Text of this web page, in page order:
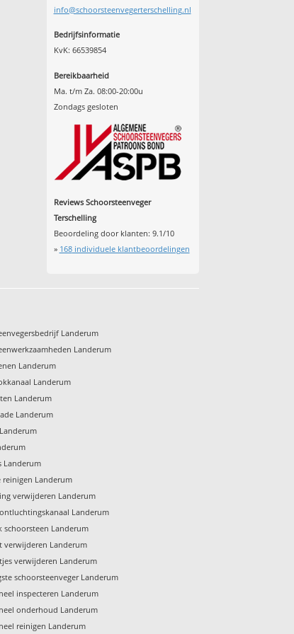
info@schoorsteenvegerterschelling.nl
Bedrijfsinformatie
KvK: 66539854
Bereikbaarheid
Ma. t/m Za. 08:00-20:00u
Zondags gesloten
Reviews Schoorsteenveger
Terschelling
Beoordeling door klanten: 9.1/10
» 168individuele klantbeoordelingen
Landerum
Landerum
Landerum
Landerum
Landerum
Landerum
Landerum
reinigen Landerum
verwijderen Landerum
Landerum
schoorsteen Landerum
verwijderen Landerum
verwijderen Landerum
schoorsteenveger Landerum
inspecteren Landerum
onderhoud Landerum
reinigen Landerum